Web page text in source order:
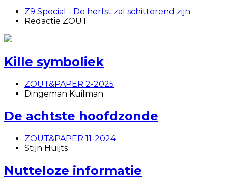
Z9 Special - De herfst zal schitterend zijn
Redactie ZOUT
Kille symboliek
ZOUT&PAPER 2-2025
Dingeman Kuilman
De achtste hoofdzonde
ZOUT&PAPER 11-2024
Stijn Huijts
Nutteloze informatie